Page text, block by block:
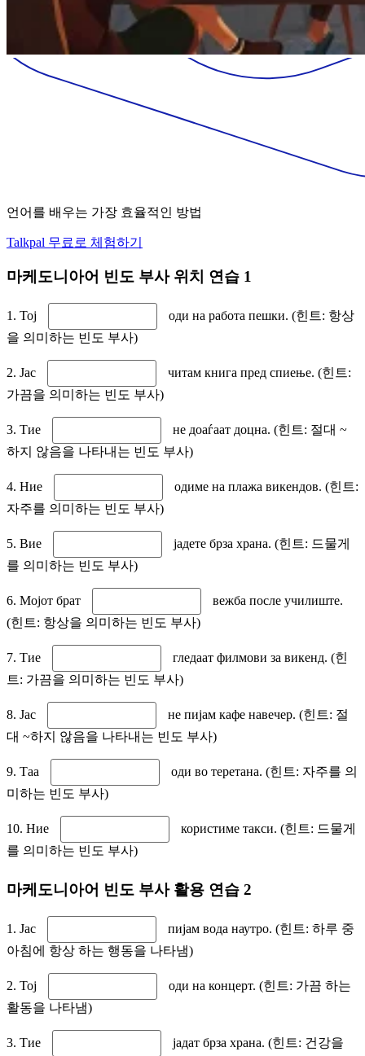
언어를 배우는 가장 효율적인 방법
Talkpal 무료로 체험하기
마케도니아어 빈도 부사 위치 연습 1
1. Тој
оди на работа пешки. (힌트: 항상
을 의미하는 빈도 부사)
2. Јас
читам книга пред спиење. (힌트:
가끔을 의미하는 빈도 부사)
3. Тие
не доаѓаат доцна. (힌트: 절대 ~
하지 않음을 나타내는 빈도 부사)
4. Ние
одиме на плажа викендов. (힌트:
자주를 의미하는 빈도 부사)
5. Вие
јадете брза храна. (힌트: 드물게
를 의미하는 빈도 부사)
6. Мојот брат
вежба после училиште.
(힌트: 항상을 의미하는 빈도 부사)
7. Тие
гледаат филмови за викенд. (힌
트: 가끔을 의미하는 빈도 부사)
8. Јас
не пијам кафе навечер. (힌트: 절
대 ~하지 않음을 나타내는 빈도 부사)
9. Таа
оди во теретана. (힌트: 자주를 의
미하는 빈도 부사)
10. Ние
користиме такси. (힌트: 드물게
를 의미하는 빈도 부사)
마케도니아어 빈도 부사 활용 연습 2
1. Јас
пијам вода наутро. (힌트: 하루 중
아침에 항상 하는 행동을 나타냄)
2. Тој
оди на концерт. (힌트: 가끔 하는
활동을 나타냄)
3. Тие
јадат брза храна. (힌트: 건강을